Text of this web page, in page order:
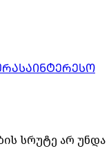
ᲡᲐᲘᲜᲢᲔᲠᲔᲡᲝ
სრუტე არ უნდა